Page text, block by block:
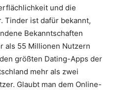
und die
Tinder ist dafür bekannt,
Bekanntschaften
als 55 Millionen Nutzern
größten Dating-Apps der
mehr als zwei
Glaubt man dem Online-